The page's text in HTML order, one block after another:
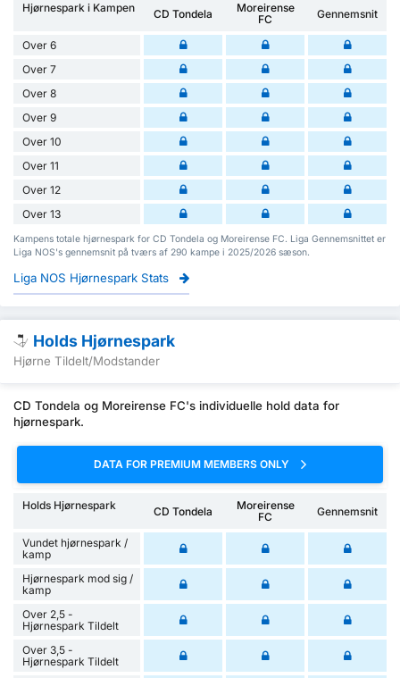
Hjørnespark i Kampen CD Tondela
Moreirense
FC
Gennemsnit
Over 6
Over 7
Over 8
Over 9
Over 10
Over 11
Over 12
Over 13
Kampens totale hjørnespark for CD Tondela og Moreirense FC. Liga Gennemsnittet er
Liga NOS's gennemsnit på tværs af 290 kampe i 2025/2026 sæson.
Liga NOS Hjørnespark Stats
Holds Hjørnespark
Hjørne Tildelt/Modstander
CD Tondela og Moreirense FC's individuelle hold data for
hjørnespark.
DATA FOR PREMIUM MEMBERS ONLY
Holds Hjørnespark CD Tondela
Moreirense
FC
Gennemsnit
Vundet hjørnespark /
kamp
Hjørnespark mod sig /
kamp
Over 2,5 -
Hjørnespark Tildelt
Over 3,5 -
Hjørnespark Tildelt